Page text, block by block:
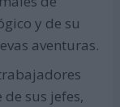
y de su
aventuras.
sus jefes,